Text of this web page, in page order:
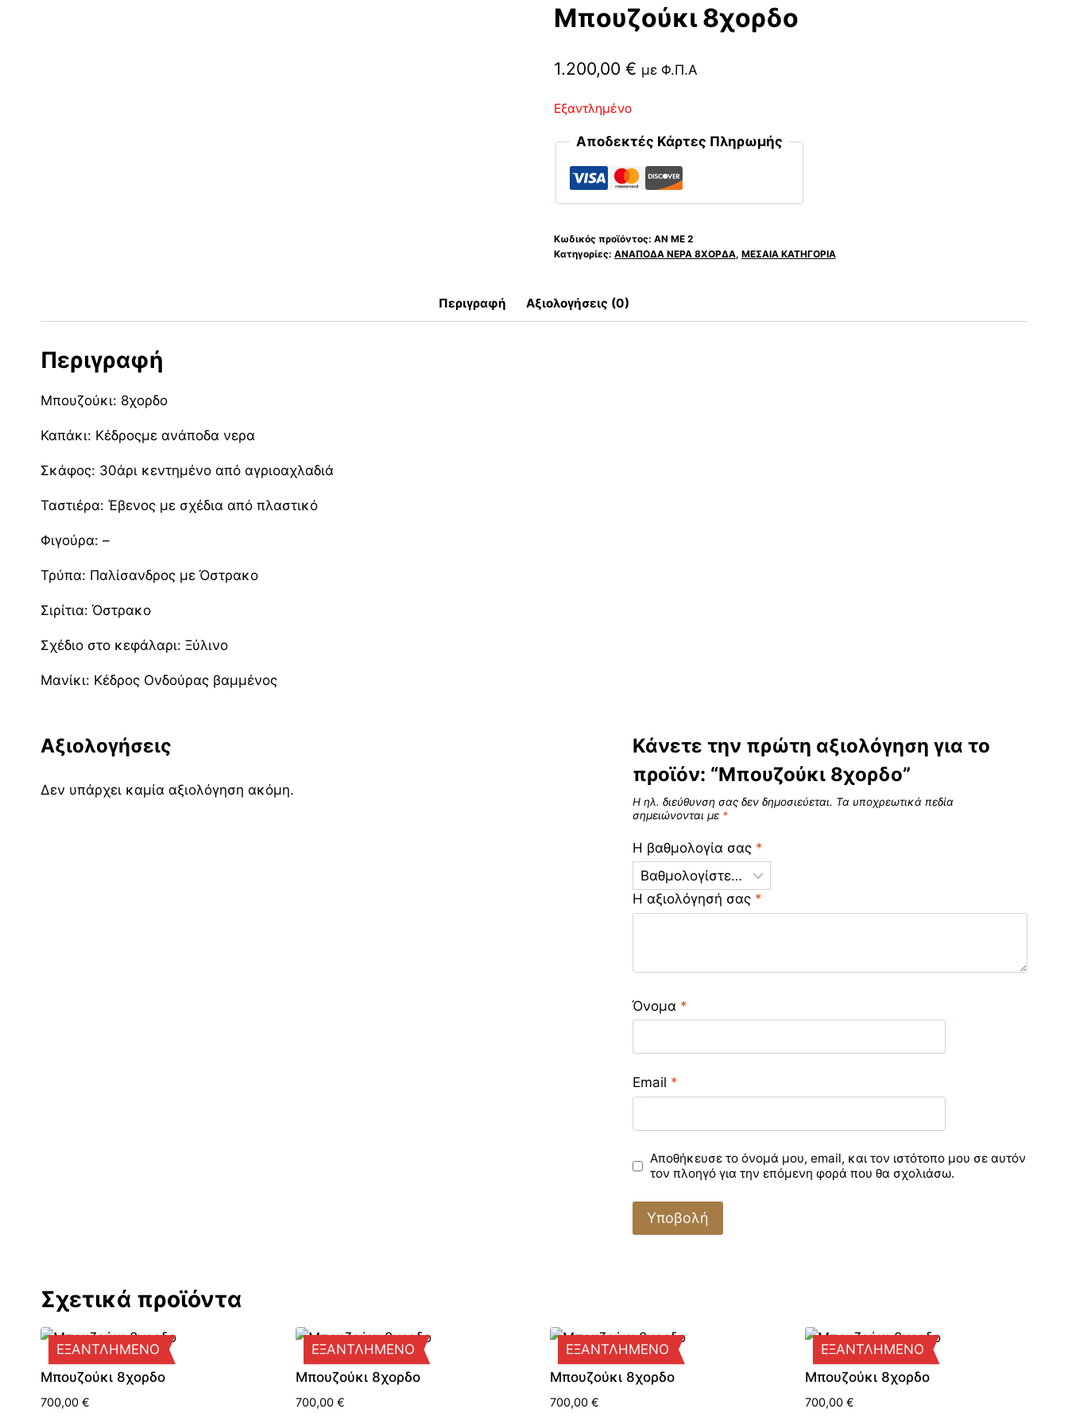
Μπουζούκι 8χορδο
1.200,00 € με Φ.Π.Α
Εξαντλημένο
Αποδεκτές Κάρτες Πληρωμής
Κωδικός προϊόντος: ΑΝ ΜΕ 2
Κατηγορίες: ΑΝΑΠΟΔΑ ΝΕΡΑ 8ΧΟΡΔΑ, ΜΕΣΑΙΑ ΚΑΤΗΓΟΡΙΑ
Περιγραφή Αξιολογήσεις (0)
Περιγραφή
Μπουζούκι: 8χορδο
Καπάκι: Κέδροςμε ανάποδα νερα
Σκάφος: 30άρι κεντημένο από αγριοαχλαδιά
Ταστιέρα: Έβενος με σχέδια από πλαστικό
Φιγούρα: –
Τρύπα: Παλίσανδρος με Όστρακο
Σιρίτια: Όστρακο
Σχέδιο στο κεφάλαρι: Ξύλινο
Μανίκι: Κέδρος Ονδούρας βαμμένος
Αξιολογήσεις
Δεν υπάρχει καμία αξιολόγηση ακόμη.
Κάνετε την πρώτη αξιολόγηση για το
προϊόν: “Μπουζούκι 8χορδο”
Η ηλ. διεύθυνση σας δεν δημοσιεύεται. Τα υποχρεωτικά πεδία
σημειώνονται με *
Η βαθμολογία σας *
Η αξιολόγησή σας *
Όνομα *
Email *
Αποθήκευσε το όνομά μου, email, και τον ιστότοπο μου σε αυτόν
τον πλοηγό για την επόμενη φορά που θα σχολιάσω.
Σχετικά προϊόντα
ΕΞΑΝΤΛΗΜΕΝΟ
Μπουζούκι 8χορδο
700,00 €
ΕΞΑΝΤΛΗΜΕΝΟ
Μπουζούκι 8χορδο
700,00 €
ΕΞΑΝΤΛΗΜΕΝΟ
Μπουζούκι 8χορδο
700,00 €
ΕΞΑΝΤΛΗΜΕΝΟ
Μπουζούκι 8χορδο
700,00 €